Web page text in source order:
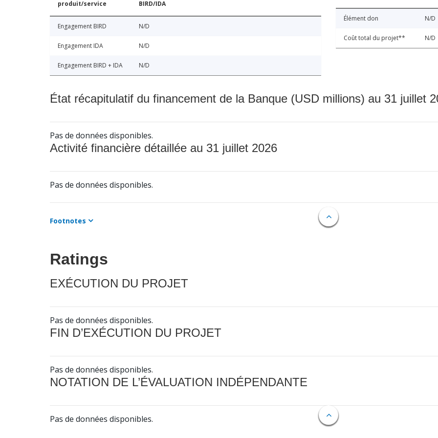
produit/service BIRD/IDA
Engagement BIRD N/D
Engagement IDA N/D
Engagement BIRD + IDA N/D
Élément don N/D
Coût total du projet** N/D
État récapitulatif du financement de la Banque (USD millions) au 31 juillet
Pas de données disponibles.
Activité financière détaillée au 31 juillet 2026
Pas de données disponibles.
Footnotes
Ratings
EXÉCUTION DU PROJET
Pas de données disponibles.
FIN D’EXÉCUTION DU PROJET
Pas de données disponibles.
NOTATION DE L’ÉVALUATION INDÉPENDANTE
Pas de données disponibles.